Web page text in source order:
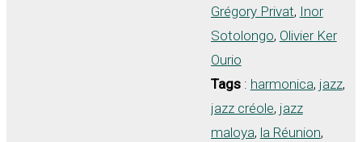
Grégory Privat, Inor
Sotolongo, Olivier Ker
Ourio
Tags: harmonica, jazz,
jazz créole, jazz
maloya, la Réunion,